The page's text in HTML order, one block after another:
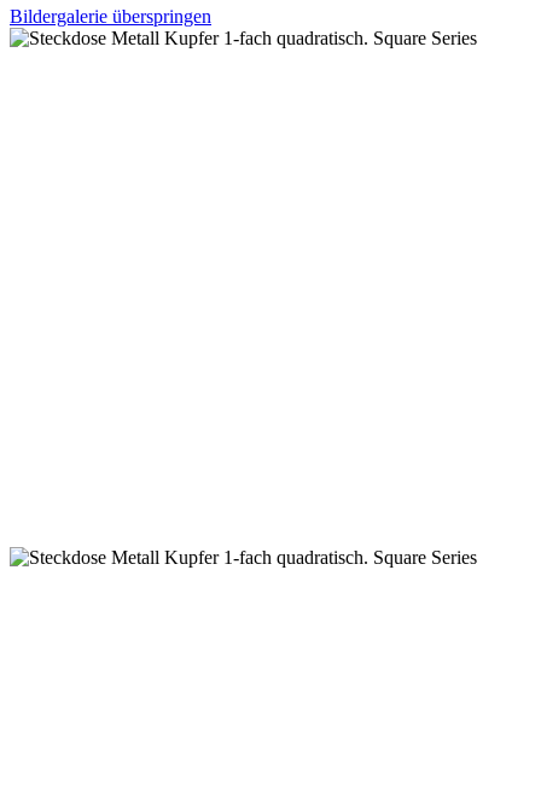
Bildergalerie überspringen